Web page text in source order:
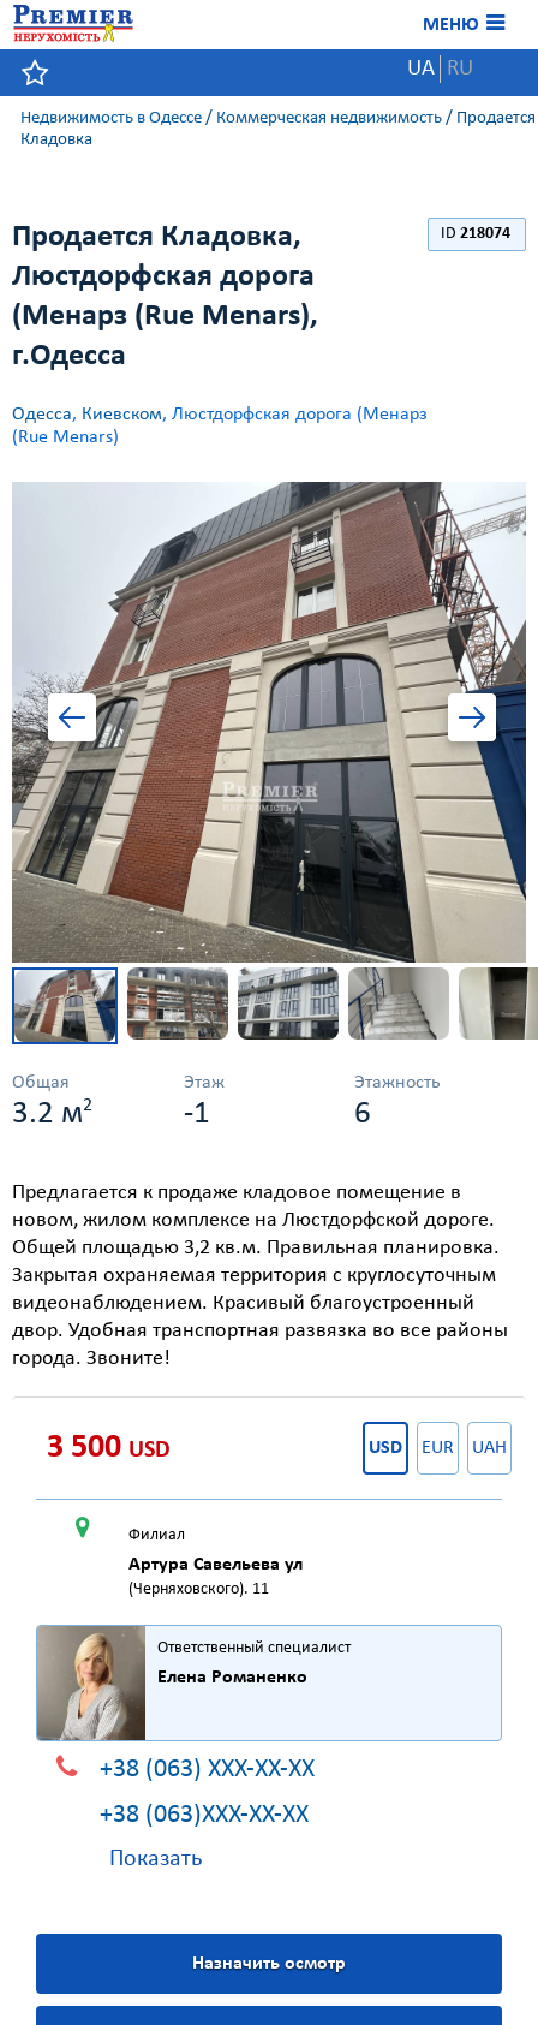
МЕНЮ
UA RU
Недвижимость в Одессе / Коммерческая недвижимость / Продается
Кладовка
Продается Кладовка,
Люстдорфская дорога
(Менарз (Rue Menars),
г.Одесса
Одесса, Киевском, Люстдорфская дорога (Менарз
(Rue Menars)
ID 218074
Общая
3.2 м2
Этаж
-1
Этажность
6
Предлагается к продаже кладовое помещение в
новом, жилом комплексе на Люстдорфской дороге.
Общей площадью 3,2 кв.м. Правильная планировка.
Закрытая охраняемая территория с круглосуточным
видеонаблюдением. Красивый благоустроенный
двор. Удобная транспортная развязка во все районы
города. Звоните!
3 500 USD USD EUR UAH
Филиал
Артура Савельева ул
(Черняховского). 11
Ответственный специалист
Елена Романенко
+38 (063) XXX-XX-XX
+38 (063)XXX-XX-XX
Показать
Назначить осмотр